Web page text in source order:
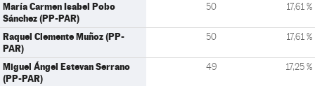
María Carmen Isabel Pobo
Sánchez (PP-PAR)
50 17,61 %
Raquel Clemente Muñoz (PP-
PAR)
50 17,61 %
Miguel Ángel Estevan Serrano
(PP-PAR)
49 17,25 %